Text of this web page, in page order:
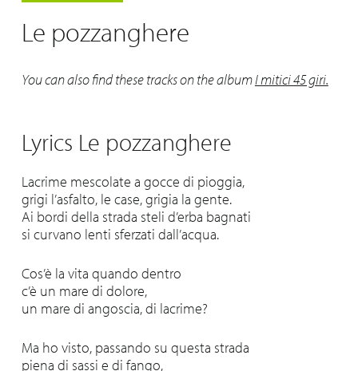
Le pozzanghere
You can also find these tracks on the albumI mitici 45 giri.
Lyrics Le pozzanghere
Lacrime mescolate a gocce di pioggia,
grigi l’asfalto, le case, grigia la gente.
Ai bordi della strada steli d’erba bagnati
si curvano lenti sferzati dall’acqua.
Cos’è la vita quando dentro
c’è un mare di dolore,
un mare di angoscia, di lacrime?
Ma ho visto, passando su questa strada
piena di sassi e di fango,